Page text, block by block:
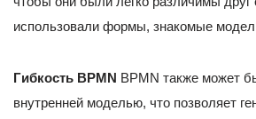
использовали формы, знакомые
Гибкость BPMN BPMN также может
внутренней моделью, что позволяет